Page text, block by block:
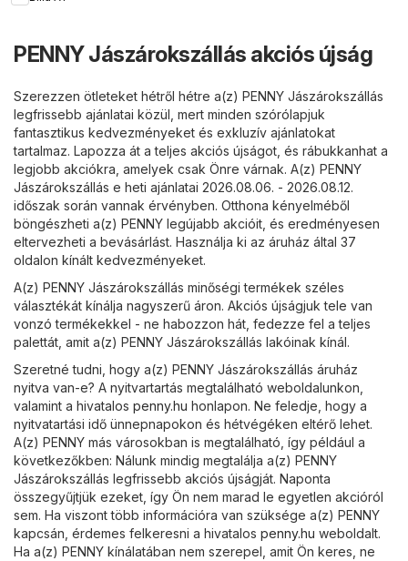
PENNY Jászárokszállás akciós újság
Szerezzen ötleteket hétről hétre a(z) PENNY Jászárokszállás
legfrissebb ajánlatai közül, mert minden szórólapjuk
fantasztikus kedvezményeket és exkluzív ajánlatokat
tartalmaz. Lapozza át a teljes akciós újságot, és rábukkanhat a
legjobb akciókra, amelyek csak Önre várnak. A(z) PENNY
Jászárokszállás e heti ajánlatai 2026.08.06. - 2026.08.12.
időszak során vannak érvényben. Otthona kényelméből
böngészheti a(z) PENNY legújabb akcióit, és eredményesen
eltervezheti a bevásárlást. Használja ki az áruház által 37
oldalon kínált kedvezményeket.
A(z) PENNY Jászárokszállás minőségi termékek széles
választékát kínálja nagyszerű áron. Akciós újságjuk tele van
vonzó termékekkel - ne habozzon hát, fedezze fel a teljes
palettát, amit a(z) PENNY Jászárokszállás lakóinak kínál.
Szeretné tudni, hogy a(z) PENNY Jászárokszállás áruház
nyitva van-e? A nyitvartartás megtalálható weboldalunkon,
valamint a hivatalos penny.hu honlapon. Ne feledje, hogy a
nyitvatartási idő ünnepnapokon és hétvégéken eltérő lehet.
A(z) PENNY más városokban is megtalálható, így például a
következőkben: Nálunk mindig megtalálja a(z) PENNY
Jászárokszállás legfrissebb akciós újságját. Naponta
összegyűjtjük ezeket, így Ön nem marad le egyetlen akcióról
sem. Ha viszont több információra van szüksége a(z) PENNY
kapcsán, érdemes felkeresni a hivatalos penny.hu weboldalt.
Ha a(z) PENNY kínálatában nem szerepel, amit Ön keres, ne